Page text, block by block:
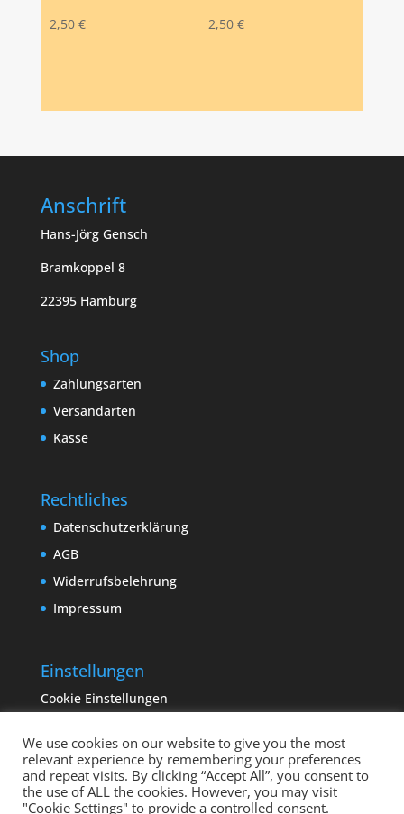
2,50 € 2,50 €
Anschrift
Hans-Jörg Gensch
Bramkoppel 8
22395 Hamburg
Shop
Zahlungsarten
Versandarten
Kasse
Rechtliches
Datenschutzerklärung
AGB
Widerrufsbelehrung
Impressum
Einstellungen
Cookie Einstellungen
We use cookies on our website to give you the most
relevant experience by remembering your preferences
and repeat visits. By clicking “Accept All”, you consent to
the use of ALL the cookies. However, you may visit
"Cookie Settings" to provide a controlled consent.